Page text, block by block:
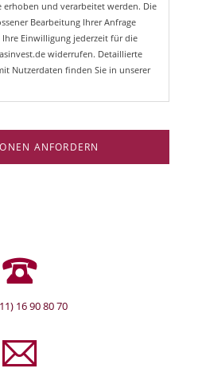
erhoben und verarbeitet werden. Die
Bearbeitung Ihrer Anfrage
Einwilligung jederzeit für die
widerrufen. Detaillierte
Nutzerdaten finden Sie in unserer
ANFORDERN
16 90 80 70